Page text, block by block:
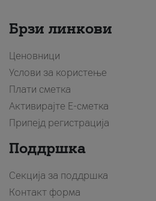
Брзи линкови
Ценовници
Услови за користење
Плати сметка
Активирајте Е-сметка
Припејд регистрација
Поддршка
Секција за поддршка
Контакт форма